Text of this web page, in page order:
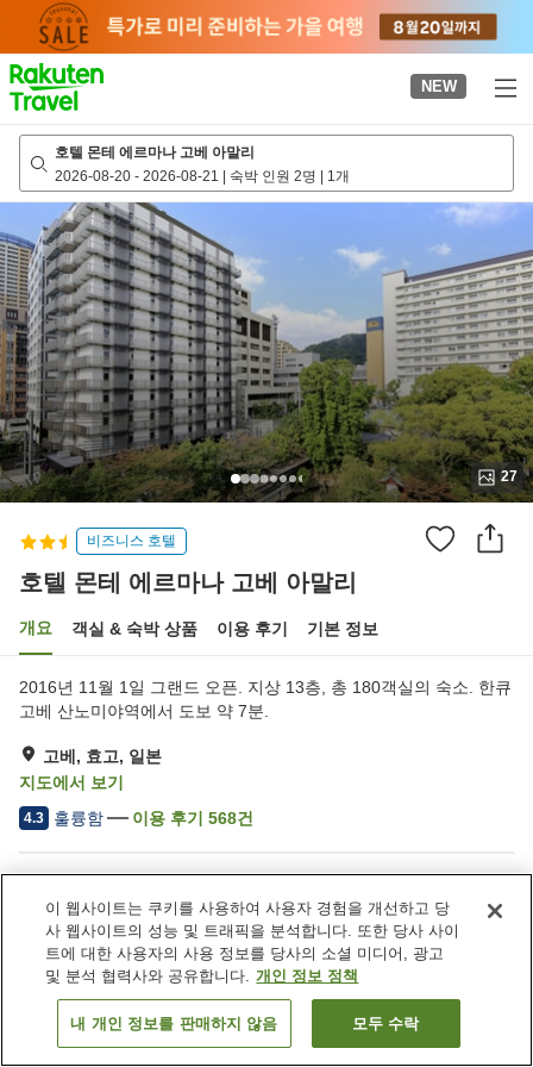
page
NEW
호텔 몬테 에르마나 고베 아말리
2026-08-20 - 2026-08-21 | 숙박 인원 2명 | 1개
27
비즈니스 호텔
호텔 몬테 에르마나 고베 아말리
개요 객실 & 숙박 상품 이용 후기 기본 정보
2016년 11월 1일 그랜드 오픈. 지상 13층, 총 180객실의 숙소. 한큐
고베 산노미야역에서 도보 약 7분.
고베, 효고, 일본
지도에서 보기
4.3 훌륭함 이용 후기 568건
주차장
스파 / 미용실
자동판매기
세탁 (유료)
객실 보기
이 웹사이트는 쿠키를 사용하여 사용자 경험을 개선하고 당
사 웹사이트의 성능 및 트래픽을 분석합니다. 또한 당사 사이
트에 대한 사용자의 사용 정보를 당사의 소셜 미디어, 광고
및 분석 협력사와 공유합니다. 개인 정보 정책
내 개인 정보를 판매하지 않음 모두 수락